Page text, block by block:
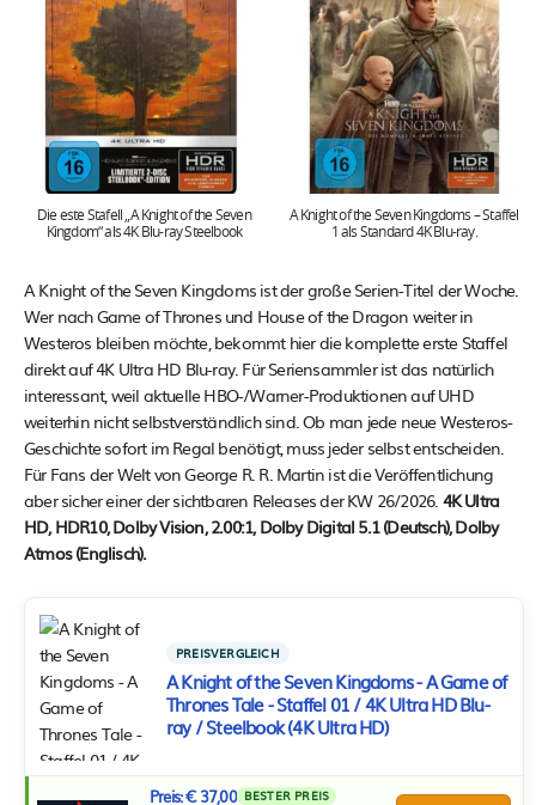
Die este Stafell „A Knight of the Seven
Kingdom“ als 4K Blu-ray Steelbook
A Knight of the Seven Kingdoms – Staffel
1 als Standard 4K Blu-ray.
A Knight of the Seven Kingdoms ist der große Serien-Titel der Woche.
Wer nach Game of Thrones und House of the Dragon weiter in
Westeros bleiben möchte, bekommt hier die komplette erste Staffel
direkt auf 4K Ultra HD Blu-ray. Für Seriensammler ist das natürlich
interessant, weil aktuelle HBO-/Warner-Produktionen auf UHD
weiterhin nicht selbstverständlich sind. Ob man jede neue Westeros-
Geschichte sofort im Regal benötigt, muss jeder selbst entscheiden.
Für Fans der Welt von George R. R. Martin ist die Veröffentlichung
aber sicher einer der sichtbaren Releases der KW 26/2026. 4K Ultra
HD, HDR10, Dolby Vision, 2.00:1, Dolby Digital 5.1 (Deutsch), Dolby
Atmos (Englisch).
PREISVERGLEICH
A Knight of the Seven Kingdoms - A Game of
Thrones Tale - Staffel 01 / 4K Ultra HD Blu-
ray / Steelbook (4K Ultra HD)
Preis: € 37,00 BESTER PREIS